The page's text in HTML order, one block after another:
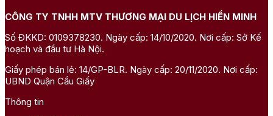
CÔNG TY TNHH MTV THƯƠNG MẠI DU LỊCH HIỀN MINH
Số ĐKKD: 0109378230. Ngày cấp: 14/10/2020. Nơi cấp: Sở Kế
hoạch và đầu tư Hà Nội.
Giấy phép bán lẻ: 14/GP-BLR. Ngày cấp: 20/11/2020. Nơi cấp:
UBND Quận Cầu Giấy
Thông tin